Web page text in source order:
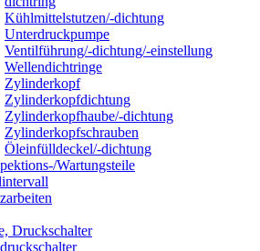
Kühlmittelstutzen/-dichtung
Unterdruckpumpe
Ventilführung/-dichtung/-einstellung
Wellendichtringe
Zylinderkopf
Zylinderkopfdichtung
Zylinderkopfhaube/-dichtung
Zylinderkopfschrauben
Öleinfülldeckel/-dichtung
Wartungsteile
Druckschalter